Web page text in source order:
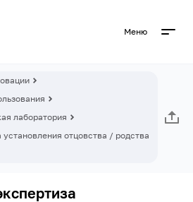
Меню
лаборатория
установления отцовства / родства